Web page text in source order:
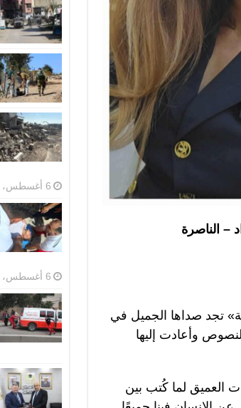
– الناصرة
تجد صداها الجميل في
وأعادت إليها
العميق لما كُتب بين
6 أغسطس، 2026
6 أغسطس، 2026